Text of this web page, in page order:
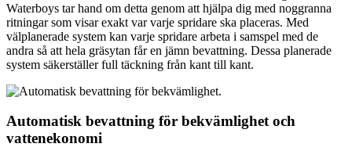
Waterboys tar hand om detta genom att hjälpa dig med noggranna
ritningar som visar exakt var varje spridare ska placeras. Med
välplanerade system kan varje spridare arbeta i samspel med de
andra så att hela gräsytan får en jämn bevattning. Dessa planerade
system säkerställer full täckning från kant till kant.
Automatisk bevattning för bekvämlighet och
vattenekonomi